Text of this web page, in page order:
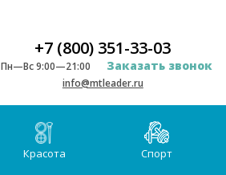
+7 (800) 351-33-03
Пн—Вс 9:00—21:00 Заказать звонок
info@mtleader.ru
Красота Спорт